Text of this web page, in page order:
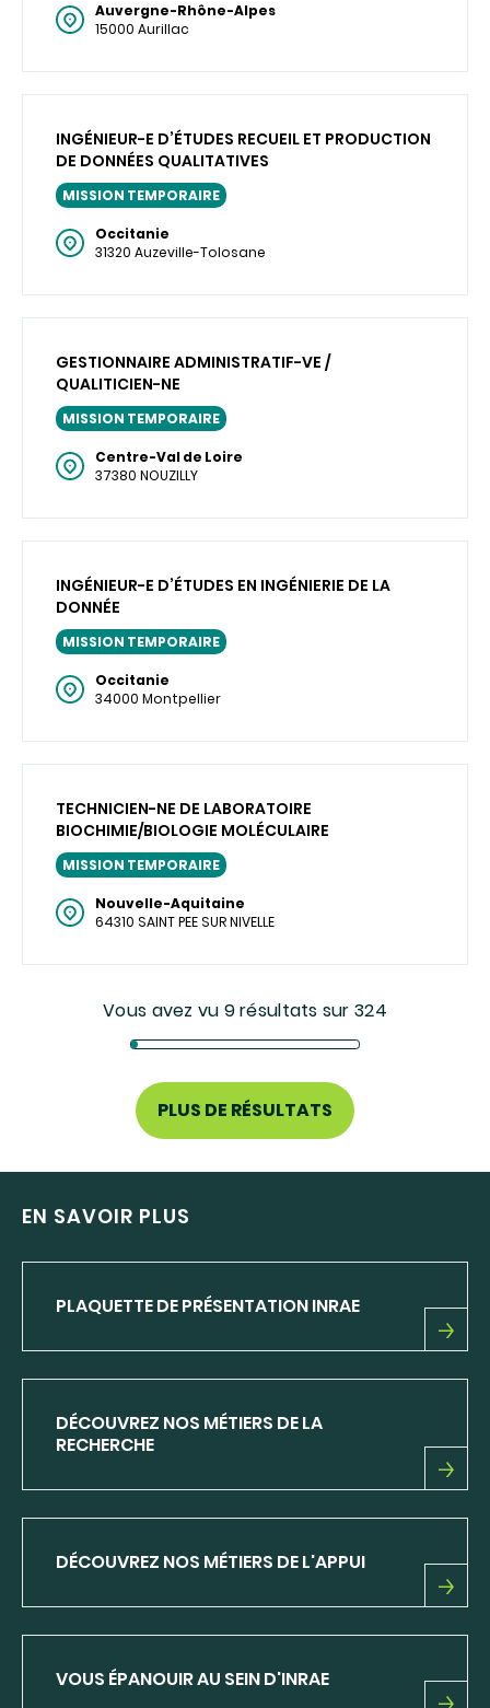
Auvergne-Rhône-Alpes
15000 Aurillac
INGÉNIEUR-E D’ÉTUDES RECUEIL ET PRODUCTION
DE DONNÉES QUALITATIVES
MISSION TEMPORAIRE
Occitanie
31320 Auzeville-Tolosane
GESTIONNAIRE ADMINISTRATIF-VE /
QUALITICIEN-NE
MISSION TEMPORAIRE
Centre-Val de Loire
37380 NOUZILLY
INGÉNIEUR-E D’ÉTUDES EN INGÉNIERIE DE LA
DONNÉE
MISSION TEMPORAIRE
Occitanie
34000 Montpellier
TECHNICIEN-NE DE LABORATOIRE
BIOCHIMIE/BIOLOGIE MOLÉCULAIRE
MISSION TEMPORAIRE
Nouvelle-Aquitaine
64310 SAINT PEE SUR NIVELLE
Vous avez vu 9 résultats sur 324
PLUS DE RÉSULTATS
EN SAVOIR PLUS
PLAQUETTE DE PRÉSENTATION INRAE
PLAQUETTE
INRAE
DÉCOUVREZ NOS MÉTIERS DE LA
RECHERCHE
DÉCOUVREZ
DE
LA
DÉCOUVREZ NOS MÉTIERS DE L'APPUI
DÉCOUVREZ
L'APPUI
VOUS ÉPANOUIR AU SEIN D'INRAE